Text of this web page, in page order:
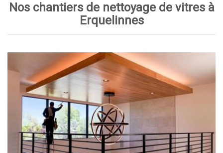
Nos chantiers de nettoyage de vitres à
Erquelinnes